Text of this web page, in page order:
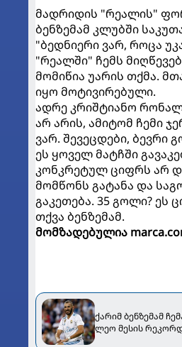
მადრიდის "რეალის"
ბენზემამ კლუბში
"ბედნიერი ვარ, როცა
"რეალში" ჩემს
მომიწია უარის თქმა.
იყო მოტივირებული.
ადრე კრიშტიანო
არ არის, ამიტომ ჩემი
ვარ. შევეცდები, ბევრი
ეს ყოველ მატჩში
კონკრეტულ ციფრს არ
მომწონს გატანა და
გაკეთება. 35 გოლი? ეს
თქვა ბენზემამ.
მომზადებულია
ქარიმ ბენზემამ
ლეო მესის